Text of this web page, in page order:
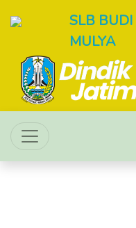
SLB BUDI
MULYA